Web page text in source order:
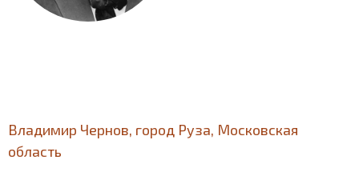
Владимир Чернов, город Руза, Московская
область